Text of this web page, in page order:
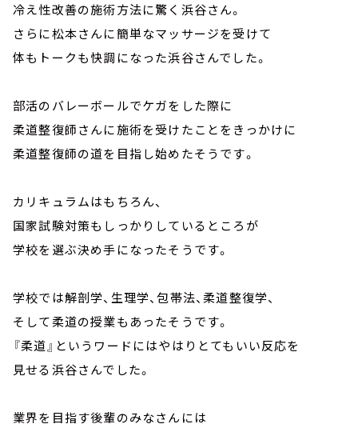
冷え性改善の施術方法に驚く浜谷さん。
さらに松本さんに簡単なマッサージを受けて
体もトークも快調になった浜谷さんでした。
部活のバレーボールでケガをした際に
柔道整復師さんに施術を受けたことをきっかけに
柔道整復師の道を目指し始めたそうです。
カリキュラムはもちろん、
国家試験対策もしっかりしているところが
学校を選ぶ決め手になったそうです。
学校では解剖学、生理学、包帯法、柔道整復学、
そして柔道の授業もあったそうです。
『柔道』というワードにはやはりとてもいい反応を
見せる浜谷さんでした。
業界を目指す後輩のみなさんには